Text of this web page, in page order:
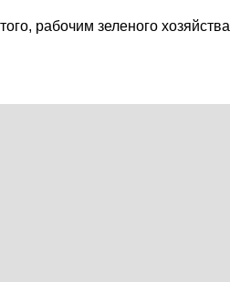
рабочим зеленого хозяйства